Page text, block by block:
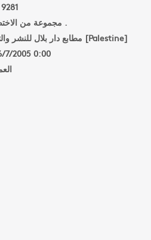
9281
مجموعة من الاختصاصيين .
مطابع دار بلال للنشر والتوزيع [Palestine]
7/2005 0:00